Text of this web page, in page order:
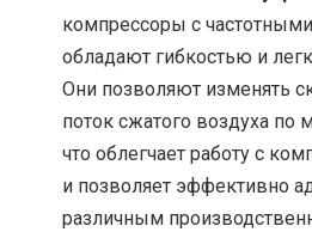
компрессоры с
обладают гибкостью и
Они позволяют изменять
поток сжатого воздуха по
что облегчает работу с
и позволяет эффективно
различным